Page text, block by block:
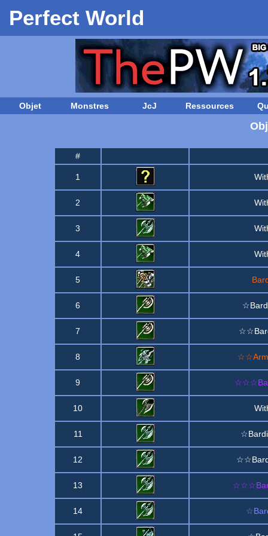
Perfect World
Objet Monstres JcJ Ressources
#
1
2
3
4
5
6
7
8
9
10
11
12
13
14